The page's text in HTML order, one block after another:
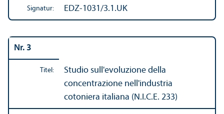
Signatur: EDZ-1031/3.1.UK
Nr. 3
Titel:
Studio sull'evoluzione della
concentrazione nell'industria
cotoniera italiana (N.I.C.E. 233)